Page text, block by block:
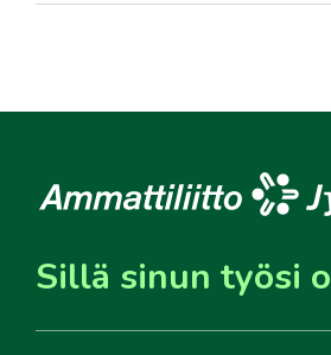
Sillä sinun työsi